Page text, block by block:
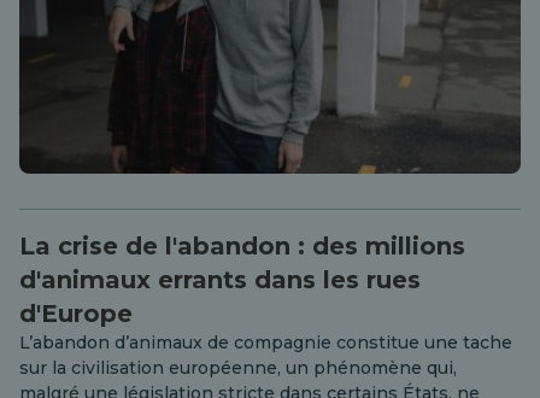
La crise de l'abandon : des millions
d'animaux errants dans les rues
d'Europe
L’abandon d’animaux de compagnie constitue une tache
sur la civilisation européenne, un phénomène qui,
malgré une législation stricte dans certains États, ne